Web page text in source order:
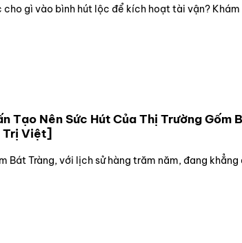
cho gì vào bình hút lộc để kích hoạt tài vận? Khám
Tạo Nên Sức Hút Của Thị Trường Gốm
Trị Việt]
Bát Tràng, với lịch sử hàng trăm năm, đang khẳng